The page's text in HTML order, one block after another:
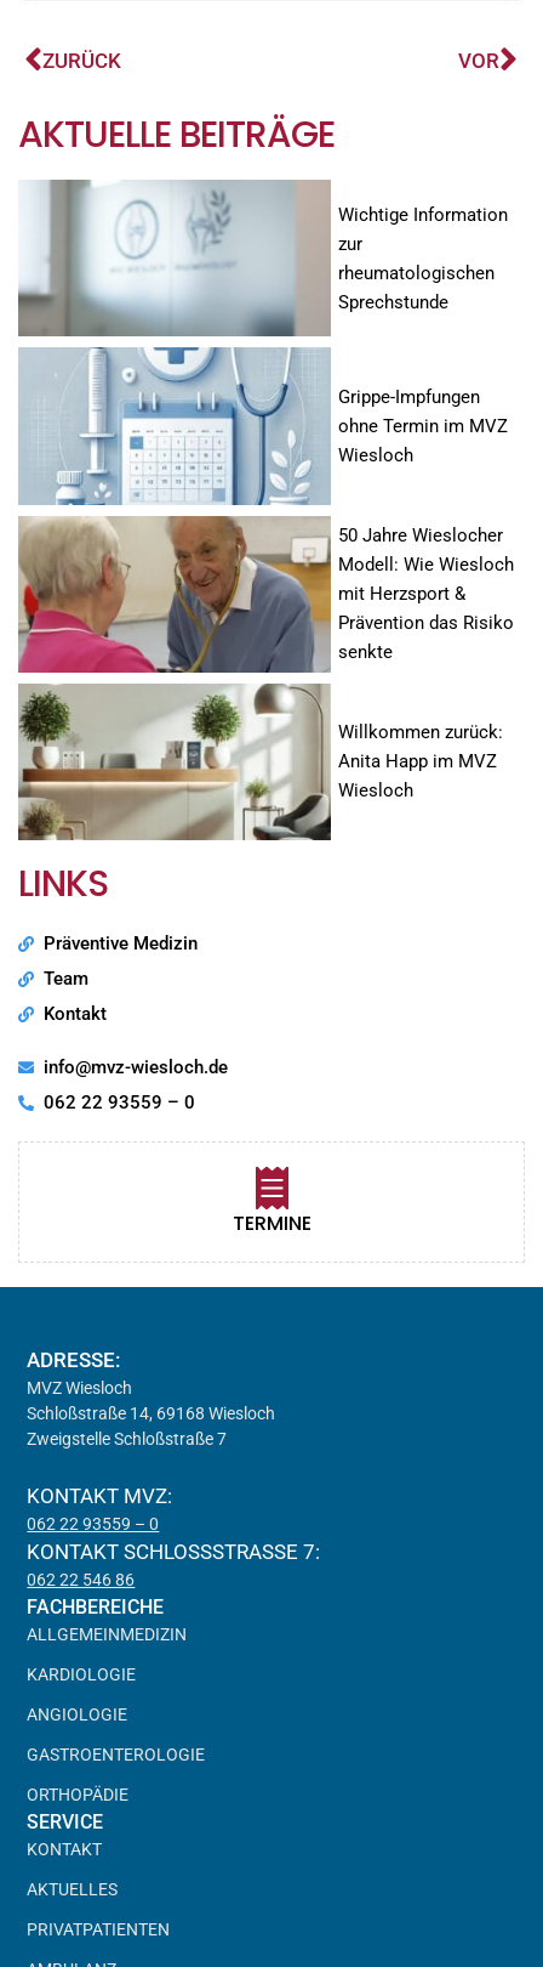
Zurück
ZURÜCK VOR
AKTUELLE BEITRÄGE
Wichtige Information
zur
rheumatologischen
Sprechstunde
Grippe-Impfungen
ohne Termin im MVZ
Wiesloch
50 Jahre Wieslocher
Modell: Wie Wiesloch
mit Herzsport &
Prävention das Risiko
senkte
Willkommen zurück:
Anita Happ im MVZ
Wiesloch
LINKS
Präventive Medizin
Team
Kontakt
info@mvz-wiesloch.de
062 22 93559 – 0
TERMINE
ADRESSE:
MVZ Wiesloch
Schloßstraße 14, 69168 Wiesloch
Zweigstelle Schloßstraße 7
KONTAKT MVZ:
062 22 93559 – 0
KONTAKT SCHLOSSSTRASSE 7:
062 22 546 86
FACHBEREICHE
ALLGEMEINMEDIZIN
KARDIOLOGIE
ANGIOLOGIE
GASTROENTEROLOGIE
ORTHOPÄDIE
SERVICE
KONTAKT
AKTUELLES
PRIVATPATIENTEN